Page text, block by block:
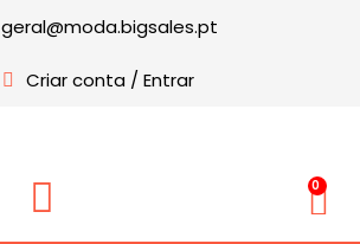
geral@moda.bigsales.pt
Criar conta / Entrar
0